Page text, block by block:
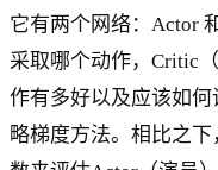
它有两个网络：Actor
采取哪个动作，Critic
作有多好以及应该如
略梯度方法。相比之